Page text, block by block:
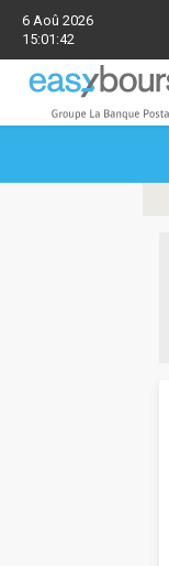
6 Aoû 2026
15:01:42